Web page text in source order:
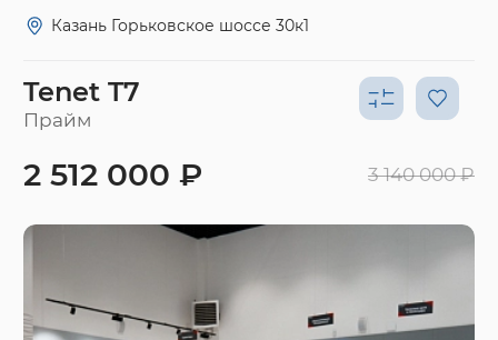
Казань Горьковское шоссе 30к1
Tenet T7
Прайм
2 512 000 ₽ 3 140 000 ₽